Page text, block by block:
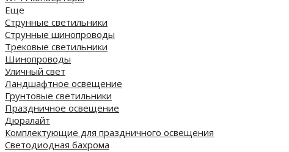
Еще
Струнные светильники
Струнные шинопроводы
Трековые светильники
Шинопроводы
Уличный свет
Ландшафтное освещение
Грунтовые светильники
Праздничное освещение
Дюралайт
Комплектующие для праздничного освещения
Светодиодная бахрома